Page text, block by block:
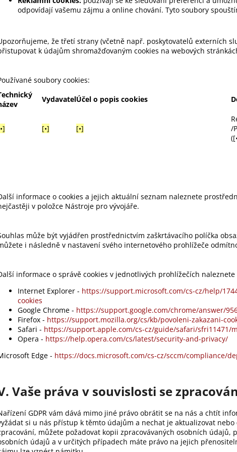
odpovídají vašemu zájmu a online chování. Tyto soubory
že třetí strany (včetně např. poskytovatelů externích
k údajům shromažďovaným cookies na webových
soubory cookies:
VydavatelÚčel o popis cookies
[•] [•]
/
informace o cookies a jejich aktuální seznam naleznete
v položce Nástroje pro vývojáře.
může být vyjádřen prostřednictvím zaškrtávacího políčka
i následně v nastavení svého internetového prohlížeče
informace o správě cookies v jednotlivých prohlížečích
Internet Explorer - https://support.microsoft.com/cs-cz/help/
cookies
Google Chrome - https://support.google.com/chrome/answer/
Firefox - https://support.mozilla.org/cs/kb/povoleni-zakazani-
Safari - https://support.apple.com/cs-cz/guide/safari/sfri11471/
Opera - https://help.opera.com/cs/latest/security-and-privacy/
Edge - https://docs.microsoft.com/cs-cz/sccm/compliance/
Vaše práva v souvislosti se
GDPR vám dává mimo jiné právo obrátit se na nás a chtít
si u nás přístup k těmto údajům a nechat je aktualizovat
můžete požadovat kopii zpracovávaných osobních údajů,
údajů a v určitých případech máte právo na jejich